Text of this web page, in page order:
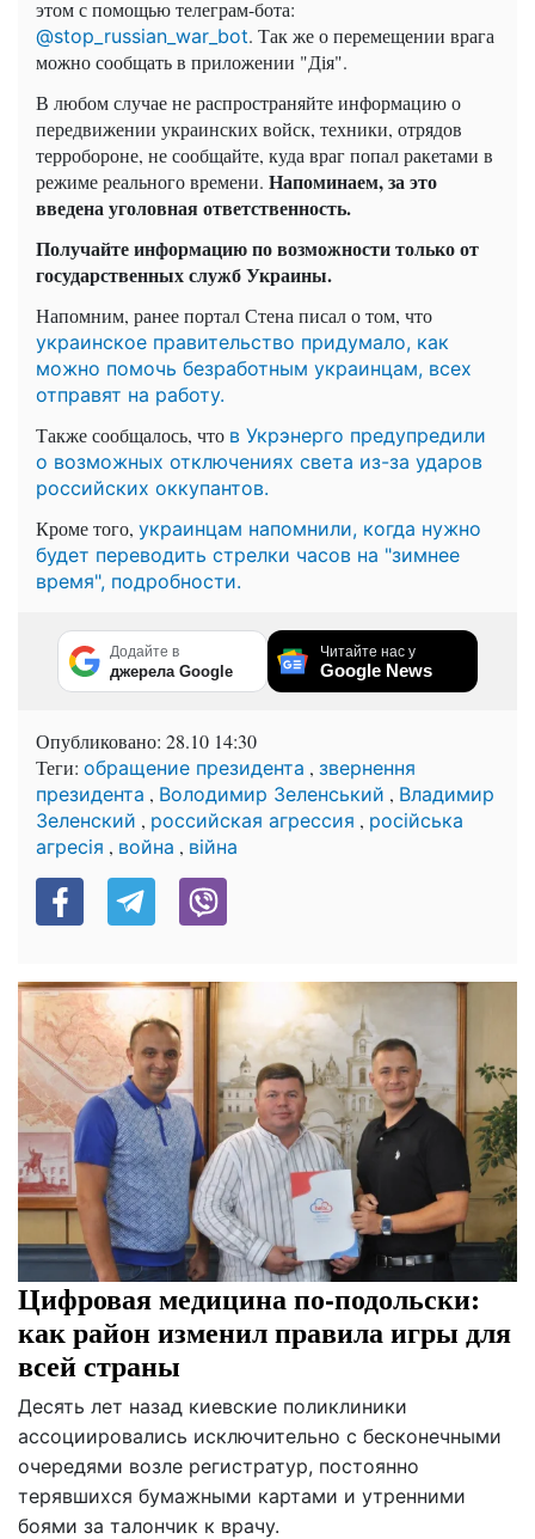
этом с помощью телеграм-бота:
@stop_russian_war_bot. Так же о перемещении врага
можно сообщать в приложении "Дія".
В любом случае не распространяйте информацию о
передвижении украинских войск, техники, отрядов
терробороне, не сообщайте, куда враг попал ракетами в
режиме реального времени. Напоминаем, за это
введена уголовная ответственность.
Получайте информацию по возможности только от
государственных служб Украины.
Напомним, ранее портал Стена писал о том, что
украинское правительство придумало, как
можно помочь безработным украинцам, всех
отправят на работу.
Также сообщалось, что в Укрэнерго предупредили
о возможных отключениях света из-за ударов
российских оккупантов.
Кроме того, украинцам напомнили, когда нужно
будет переводить стрелки часов на "зимнее
время", подробности.
Додайте в
джерела Google
Читайте нас у
Google News
Опубликовано: 28.10 14:30
Теги: обращение президента , звернення
президента , Володимир Зеленський , Владимир
Зеленский , российская агрессия , російська
агресія , война , війна
Цифровая медицина по-подольски:
как район изменил правила игры для
всей страны
Десять лет назад киевские поликлиники
ассоциировались исключительно с бесконечными
очередями возле регистратур, постоянно
терявшихся бумажными картами и утренними
боями за талончик к врачу.